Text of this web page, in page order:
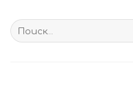
content
Искать: